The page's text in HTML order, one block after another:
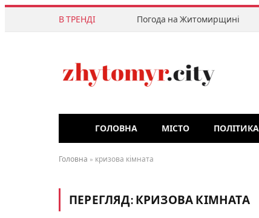
В ТРЕНДІ Погода на Житомирщині
ГОЛОВНА МІСТО ПОЛІТИКА
Головна » кризова кімната
ПЕРЕГЛЯД: КРИЗОВА КІМНАТА